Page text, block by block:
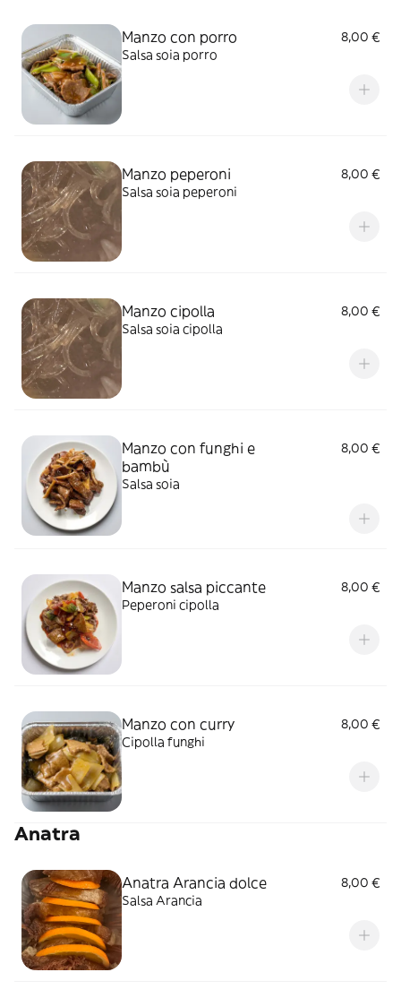
Manzo con porro
8,00 €
Salsa soia porro
Manzo peperoni
8,00 €
Salsa soia peperoni
Manzo cipolla
8,00 €
Salsa soia cipolla
Manzo con funghi e
bambù
8,00 €
Salsa soia
Manzo salsa piccante
8,00 €
Peperoni cipolla
Manzo con curry
8,00 €
Cipolla funghi
Anatra
Anatra Arancia dolce
8,00 €
Salsa Arancia